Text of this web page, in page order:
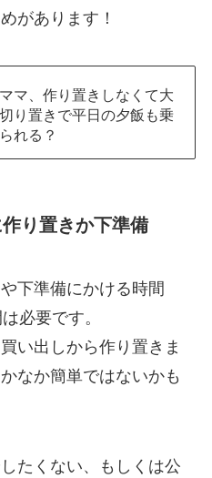
があります！
ママ、作り置きしなくて大
り置きで平日の夕飯も乗
れる？
作り置きか下準備
下準備にかける時間
必要です。
い出しから作り置きま
なか簡単ではないかも
たくない、もしくは公